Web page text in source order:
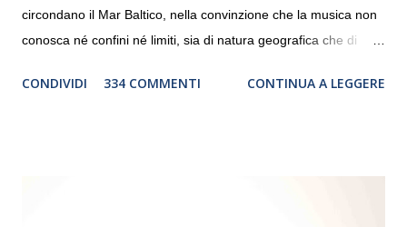
circondano il Mar Baltico, nella convinzione che la musica non
conosca né confini né limiti, sia di natura geografica che di
debutterà il 10 settembre a Heiden, in Germania, e toccherà, in
CONDIVIDI 334 COMMENTI CONTINUA A LEGGERE